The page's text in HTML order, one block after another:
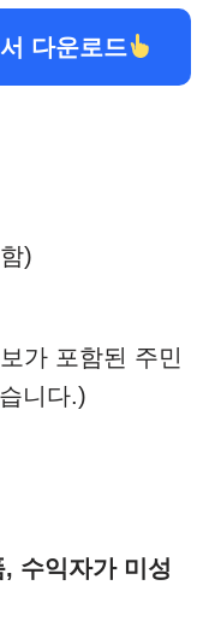
다운로드
)
가 포함된 주민
니다.)
수익자가 미성